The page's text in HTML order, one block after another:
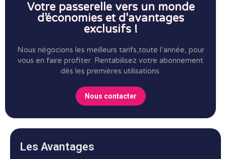
Votre passerelle vers un monde
d’économies et d’avantages
exclusifs !
Nous négocions les meilleurs tarifs,toute l’année, pour
vous en faire profiter. Rentabilisez votre abonnement
dès les premières utilisations.
Nous contacter
Les Avantages